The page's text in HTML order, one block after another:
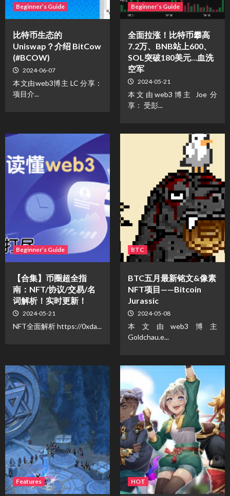
Beginner’s Guide
比特币生态的
Uniswap？介绍 BitCow
(#BCOW)
2024-06-07
本文由web3博主 LC 分享：
项目介...
Beginner’s Guide
全面拉涨！比特币攀高
7.2万、BNB站上600、
SOL突破180美元…血洗
空军
2024-05-21
本文由web3博主 Joe 分
享： 受彭...
Beginner’s Guide
【合集】币圈超全指
南：NFT/协议/交易/名
词解析！实时更新！
2024-05-21
NFT全面解析 https://0xda...
BTC
BTC五月最新铭文&像素
NFT项目——Bitcoin
Jurassic
2024-05-08
本文由web3博主
Goldchau.e...
Features HOT